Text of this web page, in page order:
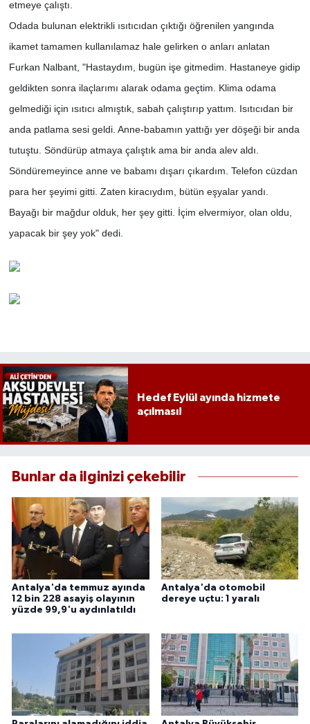
etmeye çalıştı.
Odada bulunan elektrikli ısıtıcıdan çıktığı öğrenilen yangında
ikamet tamamen kullanılamaz hale gelirken o anları anlatan
Furkan Nalbant, "Hastaydım, bugün işe gitmedim. Hastaneye gidip
geldikten sonra ilaçlarımı alarak odama geçtim. Klima odama
gelmediği için ısıtıcı almıştık, sabah çalıştırıp yattım. Isıtıcıdan bir
anda patlama sesi geldi. Anne-babamın yattığı yer döşeği bir anda
tutuştu. Söndürüp atmaya çalıştık ama bir anda alev aldı.
Söndüremeyince anne ve babamı dışarı çıkardım. Telefon cüzdan
para her şeyimi gitti. Zaten kiracıydım, bütün eşyalar yandı.
Bayağı bir mağdur olduk, her şey gitti. İçim elvermiyor, olan oldu,
yapacak bir şey yok" dedi.
Hedef Eylül ayında hizmete
açılması!
Bunlar da ilginizi çekebilir
Antalya'da temmuz ayında
12 bin 228 asayiş olayının
yüzde 99,9'u aydınlatıldı
Antalya'da otomobil
dereye uçtu: 1 yaralı